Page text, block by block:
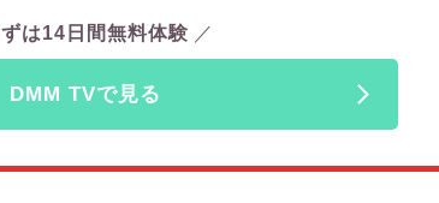
ずは14日間無料体験
DMM TVで見る